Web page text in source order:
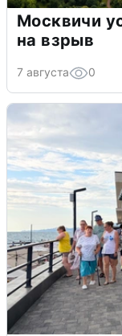
Москвичи
на взрыв
7 августа 0